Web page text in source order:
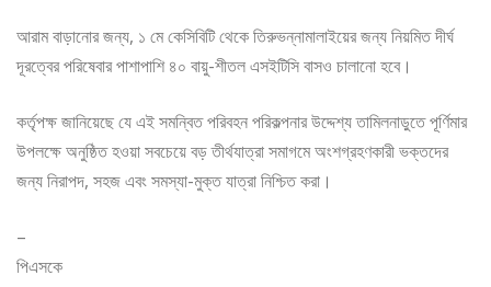
আরাম বাড়ানোর জন্য, ১ মে কেসিবিটি থেকে তিরুভন্নামালাইয়ের জন্য নিয়মিত দীর্ঘ
দূরত্বের পরিষেবার পাশাপাশি ৪০ বায়ু-শীতল এসইটিসি বাসও চালানো হবে।
কর্তৃপক্ষ জানিয়েছে যে এই সমন্বিত পরিবহন পরিকল্পনার উদ্দেশ্য তামিলনাড়ুতে পূর্ণিমার
উপলক্ষে অনুষ্ঠিত হওয়া সবচেয়ে বড় তীর্থযাত্রা সমাগমে অংশগ্রহণকারী ভক্তদের
জন্য নিরাপদ, সহজ এবং সমস্যা-মুক্ত যাত্রা নিশ্চিত করা।
–
পিএসকে